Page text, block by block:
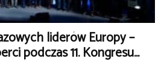
liderów Europy –
podczas 11. Kongresu...